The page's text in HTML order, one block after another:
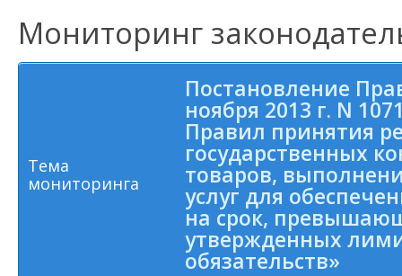
Мониторинг
Тема
мониторинга
Постановление
ноября 2013 г. N
Правил принятия
государственных
товаров,
услуг для
на срок,
утвержденных
обязательств»